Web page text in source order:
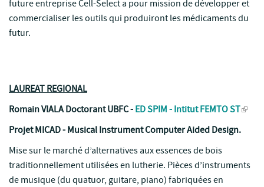
future entreprise Cell-Select a pour mission de développer et
commercialiser les outils qui produiront les médicaments du
futur.
LAUREAT REGIONAL
Romain VIALA Doctorant UBFC - ED SPIM - Intitut FEMTO ST
Projet MICAD - Musical Instrument Computer Aided Design.
Mise sur le marché d’alternatives aux essences de bois
traditionnellement utilisées en lutherie. Pièces d’instruments
de musique (du quatuor, guitare, piano) fabriquées en